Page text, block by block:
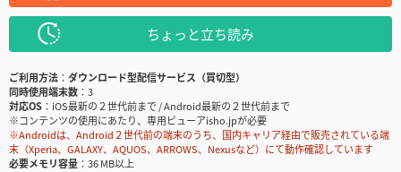
ちょっと立ち読み
ご利用方法
ダウンロード型配信サービス（買切型）
同時使用端末数
3
対応OS
iOS最新の２世代前まで / Android最新の２世代前まで
※コンテンツの使用にあたり、専用ビューアisho.jpが必要
※Androidは、Android２世代前の端末のうち、国内キャリア経由で販売されている端
末（Xperia、GALAXY、AQUOS、ARROWS、Nexusなど）にて動作確認しています
必要メモリ容量
36 MB以上